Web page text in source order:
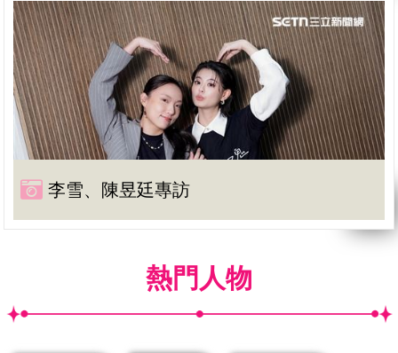
李雪、陳昱廷專訪
熱門人物